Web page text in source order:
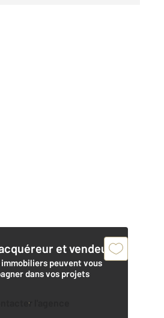
et vendeur,
immobiliers peuvent vous
dans vos projets
Contacter l'agence